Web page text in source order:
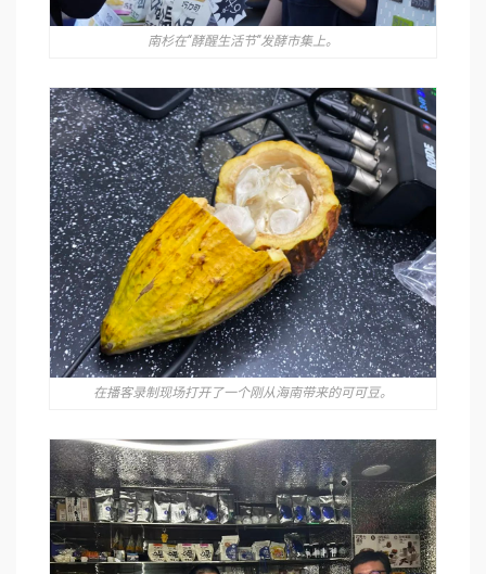
南杉在“酵醒生活节”发酵市集上。
在播客录制现场打开了一个刚从海南带来的可可豆。